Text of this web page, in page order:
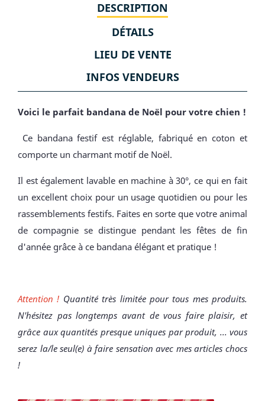
DESCRIPTION
DÉTAILS
LIEU DE VENTE
INFOS VENDEURS
Voici le parfait bandana de Noël pour votre chien !
Ce bandana festif est réglable, fabriqué en coton et
comporte un charmant motif de Noël.
Il est également lavable en machine à 30°, ce qui en fait
un excellent choix pour un usage quotidien ou pour les
rassemblements festifs. Faites en sorte que votre animal
de compagnie se distingue pendant les fêtes de fin
d'année grâce à ce bandana élégant et pratique !
Attention ! Quantité très limitée pour tous mes produits.
N'hésitez pas longtemps avant de vous faire plaisir, et
grâce aux quantités presque uniques par produit, ... vous
serez la/le seul(e) à faire sensation avec mes articles chocs
!